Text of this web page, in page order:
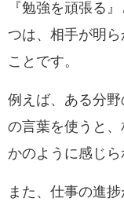
『勉強を頑張る
つは、相手が明
ことです。
例えば、ある分
の言葉を使うと
かのように感じら
また、仕事の進